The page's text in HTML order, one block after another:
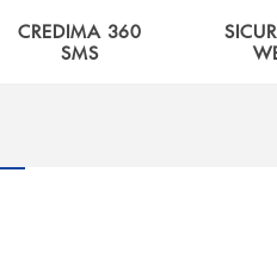
CREDIMA 360
SMS